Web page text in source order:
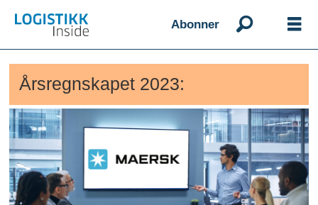
Abonner
Årsregnskapet 2023: